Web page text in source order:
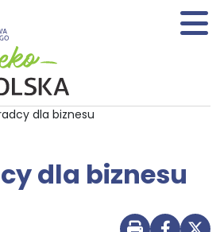
dla biznesu
dla biznesu